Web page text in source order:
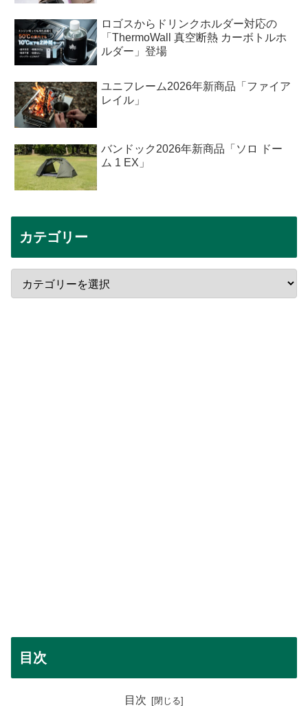
ロゴスからドリンクホルダー対応の
「ThermoWall 真空断熱 カーボトルホ
ルダー」登場
ユニフレーム2026年新商品「ファイア
レイル」
バンドック2026年新商品「ソロ ドー
ム 1 EX」
カテゴリー
目次
目次